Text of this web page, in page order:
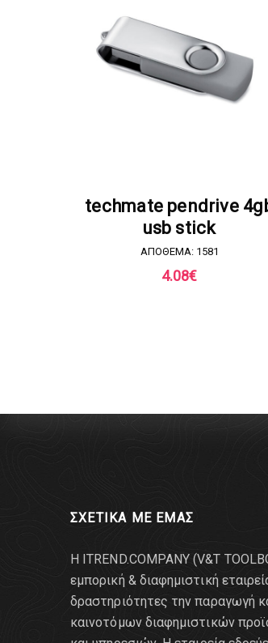
ΖΗΤΗΣΤΕ ΠΡΟΣΦΟΡΑ
techmate pendrive
usb stick
ΑΠΟΘΕΜΑ: 1581
4.08€
ΣΧΕΤΙΚΑ ΜΕ ΕΜΑΣ
Η ITREND.COMPANY (V&T
εμπορική & διαφημιστική
δραστηριότητες την παραγωγή
καινοτόμων διαφημιστικών